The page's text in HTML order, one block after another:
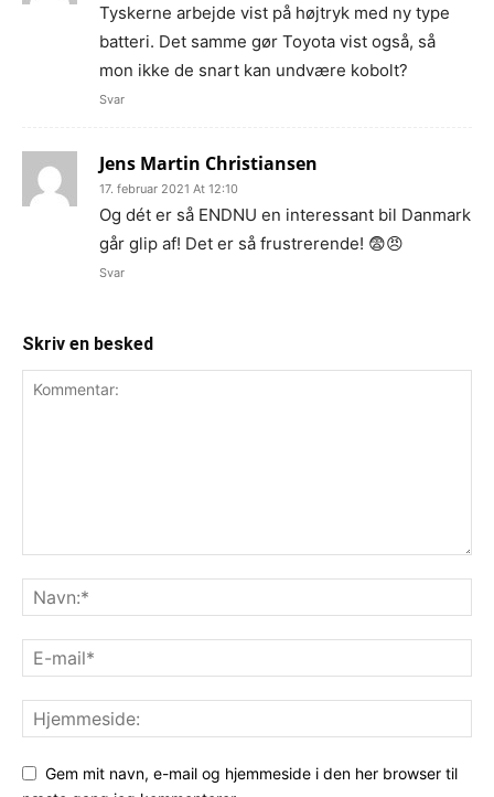
Tyskerne arbejde vist på højtryk med ny type
batteri. Det samme gør Toyota vist også, så
mon ikke de snart kan undvære kobolt?
Svar
Jens Martin Christiansen
17. februar 2021 At 12:10
Og dét er så ENDNU en interessant bil Danmark
går glip af! Det er så frustrerende! 😨😠
Svar
Skriv en besked
Gem mit navn, e-mail og hjemmeside i den her browser til